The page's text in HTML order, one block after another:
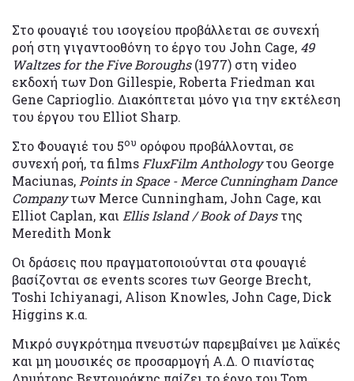
Στο φουαγιέ του ισογείου προβάλλεται σε συνεχή
ροή στη γιγαντοοθόνη το έργο του John Cage, 49
Waltzesfor theFiveBoroughs(1977) στη video
εκδοχή των Don Gillespie, Roberta Friedman και
Gene Caprioglio. Διακόπτεται μόνο για την εκτέλεση
του έργου του Elliot Sharp.
Στο Φουαγιέ του 5ου ορόφου προβάλλονται, σε
συνεχή ροή, τα filmsFluxFilm Anthologyτου George
Maciunas,Points in Space - Merce Cunningham Dance
Companyτων Merce Cunningham, John Cage, και
Elliot Caplan, καιEllis Island / Book of Daysτης
Meredith Monk
Oι δράσεις που πραγματοποιούνται στα φουαγιέ
βασίζονται σε events scores των George Brecht,
Toshi Ichiyanagi, Alison Knowles, John Cage, Dick
Higgins κ.α.
Μικρό συγκρότημα πνευστών παρεμβαίνει με λαϊκές
και μη μουσικές σε προσαρμογή Α.Δ. O πιανίστας